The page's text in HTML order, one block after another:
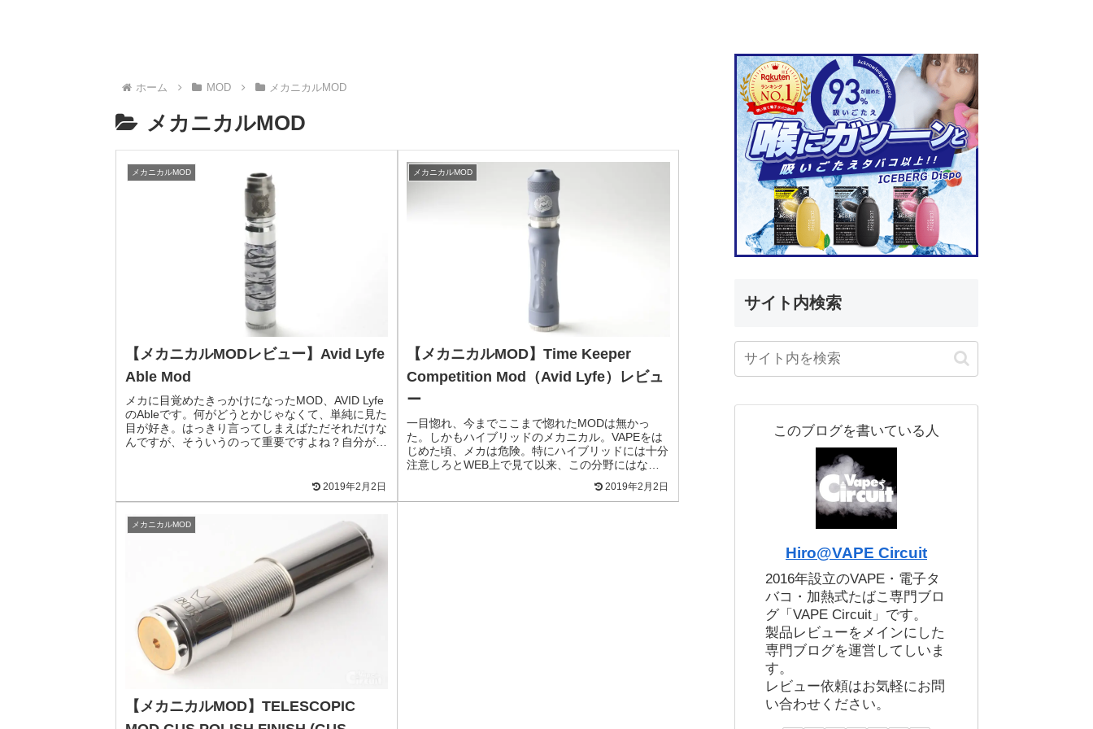
ホーム MOD メカニカルMOD
メカニカルMOD
メカニカルMOD
【メカニカルMODレビュー】Avid Lyfe
Able Mod
メカに目覚めたきっかけになったMOD、AVID Lyfe
のAbleです。何がどうとかじゃなくて、単純に見た
目が好き。はっきり言ってしまえばただそれだけな
んですが、そういうのって重要ですよね？自分が拘
2019年2月2日
メカニカルMOD
【メカニカルMOD】Time Keeper
Competition Mod（Avid Lyfe）レビュ
ー
一目惚れ、今までここまで惚れたMODは無かっ
た。しかもハイブリッドのメカニカル。VAPEをは
じめた頃、メカは危険。特にハイブリッドには十分
注意しろとWEB上で見て以来、この分野にはなる
べく手を出さずにきましたが...それがぶっ飛ぶぐら
2019年2月2日
メカニカルMOD
【メカニカルMOD】TELESCOPIC
サイト内検索
このブログを書いている人
Hiro@VAPE Circuit
2016年設立のVAPE・電子タ
バコ・加熱式たばこ専門ブロ
グ「VAPE Circuit」です。
製品レビューをメインにした
専門ブログを運営してしいま
す。
レビュー依頼はお気軽にお問
い合わせください。